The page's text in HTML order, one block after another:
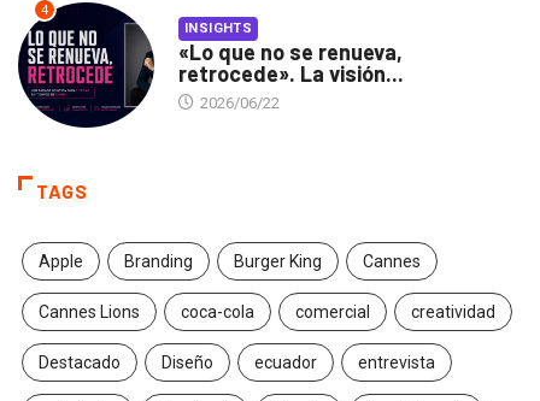
4
INSIGHTS
«Lo que no se renueva,
retrocede». La visión...
2026/06/22
TAGS
Apple Branding Burger King Cannes
Cannes Lions coca-cola comercial creatividad
Destacado Diseño ecuador entrevista